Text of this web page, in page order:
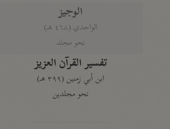
الوجيز
الواحدي (٤٦٨ هـ)
نحو مجلد
تفسير القرآن العزيز
ابن أبي زمنين (٣٩٩ هـ)
نحو مجلدين